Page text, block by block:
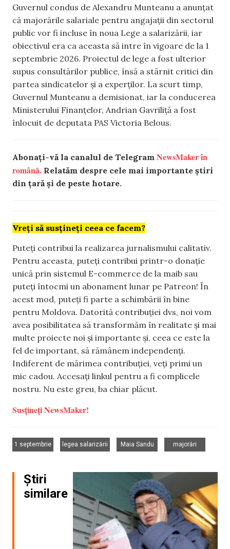
Guvernul condus de Alexandru Munteanu a anunțat
că majorările salariale pentru angajații din sectorul
public vor fi incluse în noua Lege a salarizării, iar
obiectivul era ca aceasta să intre în vigoare de la 1
septembrie 2026. Proiectul de lege a fost ulterior
supus consultărilor publice, însă a stârnit critici din
partea sindicatelor și a experților. La scurt timp,
Guvernul Munteanu a demisionat, iar la conducerea
Ministerului Finanțelor, Andrian Gavriliță a fost
înlocuit de deputata PAS Victoria Belous.
Abonați-vă la canalul de Telegram NewsMaker în
română. Relatăm despre cele mai importante știri
din țară și de peste hotare.
Vreți să susțineți ceea ce facem?
Puteți contribui la realizarea jurnalismului calitativ.
Pentru aceasta, puteți contribui printr-o donație
unică prin sistemul E-commerce de la maib sau
puteți întocmi un abonament lunar pe Patreon! În
acest mod, puteți fi parte a schimbării în bine
pentru Moldova. Datorită contribuției dvs, noi vom
avea posibilitatea să transformăm în realitate și mai
multe proiecte noi și importante și, ceea ce este la
fel de important, să rămânem independenți.
Indiferent de mărimea contribuției, veți primi un
mic cadou. Accesați linkul pentru a fi complicele
nostru. Nu este greu, ba chiar plăcut.
Susțineți NewsMaker!
1 septembrie
legea salarizării
Maia Sandu
majorări
Știri
similare